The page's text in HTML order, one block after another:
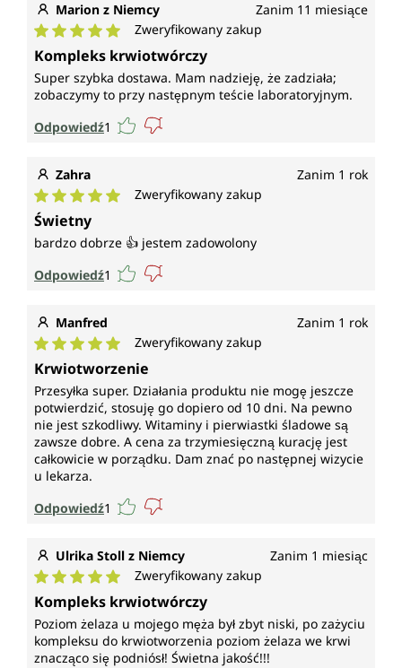
Marion z Niemcy Zanim 11 miesiące
Średnia ocena 5 z 5 gwiazdek
Zweryfikowany zakup
Kompleks krwiotwórczy
Super szybka dostawa. Mam nadzieję, że zadziała;
zobaczymy to przy następnym teście laboratoryjnym.
Odpowiedź1
Zahra Zanim 1 rok
Średnia ocena 5 z 5 gwiazdek
Zweryfikowany zakup
Świetny
bardzo dobrze 👍 jestem zadowolony
Odpowiedź1
Manfred Zanim 1 rok
Średnia ocena 5 z 5 gwiazdek
Zweryfikowany zakup
Krwiotworzenie
Przesyłka super. Działania produktu nie mogę jeszcze
potwierdzić, stosuję go dopiero od 10 dni. Na pewno
nie jest szkodliwy. Witaminy i pierwiastki śladowe są
zawsze dobre. A cena za trzymiesięczną kurację jest
całkowicie w porządku. Dam znać po następnej wizycie
u lekarza.
Odpowiedź1
Ulrika Stoll z Niemcy Zanim 1 miesiąc
Średnia ocena 5 z 5 gwiazdek
Zweryfikowany zakup
Kompleks krwiotwórczy
Poziom żelaza u mojego męża był zbyt niski, po zażyciu
kompleksu do krwiotworzenia poziom żelaza we krwi
znacząco się podniósł! Świetna jakość!!!